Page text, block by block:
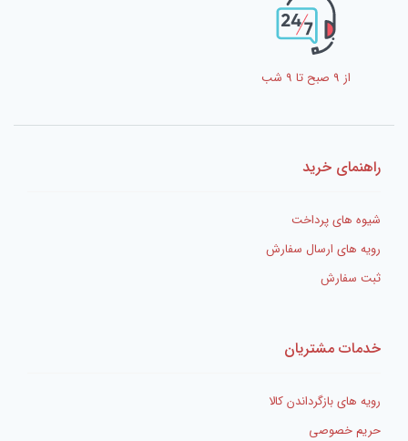
از 9 صبح تا 9 شب
راهنمای خرید
شیوه های پرداخت
رویه های ارسال سفارش
ثبت سفارش
خدمات مشتریان
رویه های بازگرداندن کالا
حریم خصوصی